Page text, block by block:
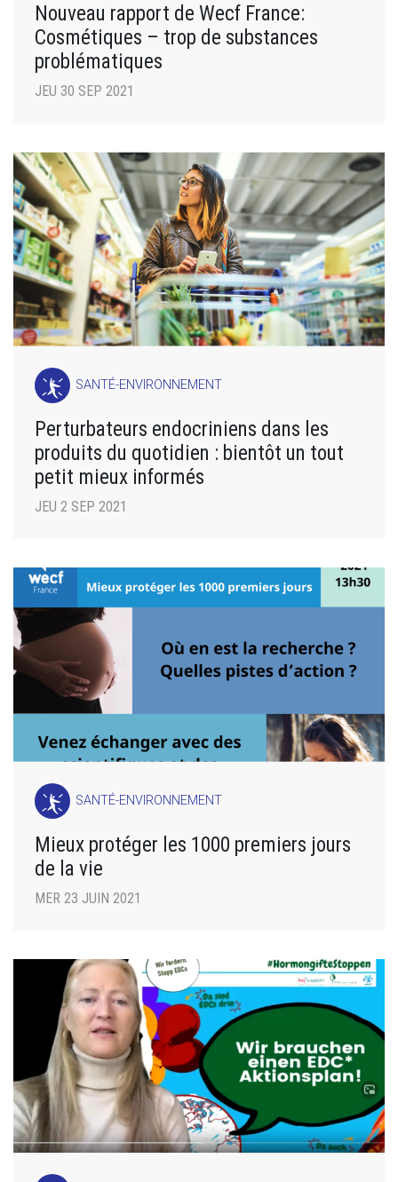
Nouveau rapport de Wecf France:
Cosmétiques – trop de substances
problématiques
JEU 30 SEP 2021
SANTÉ-ENVIRONNEMENT
Perturbateurs endocriniens dans les
produits du quotidien : bientôt un tout
petit mieux informés
JEU 2 SEP 2021
SANTÉ-ENVIRONNEMENT
Mieux protéger les 1000 premiers jours
de la vie
MER 23 JUIN 2021